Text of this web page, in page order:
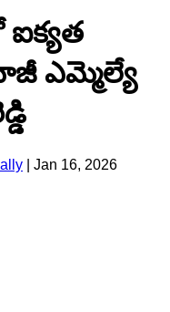
ఐక్యత
ఎమ్మెల్యే
Jan 16, 2026